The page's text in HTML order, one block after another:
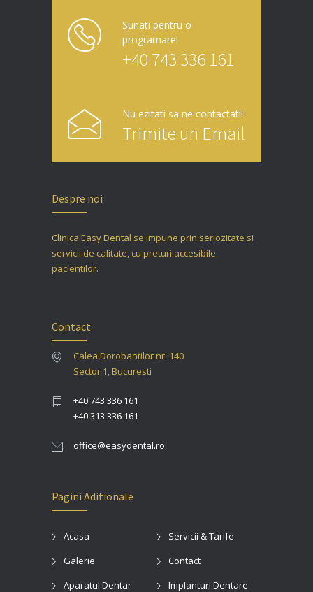
Sunati pentru o
programare!
+40 743 336 161
Nu ezitati sa ne contactati!
Trimite un Email
Despre noi
Clinica Easy Dental se impune prin seriozitate si
servicii de calitate, cu preturi accesibile
pacientilor.
Contact
Calea Dorobantilor nr. 140
Sector 1, Bucuresti
+40 743 336 161
+40 313 336 161
office@easydental.ro
Pagini Aditionale
Acasa
Servicii & Tarife
Galerie
Contact
Aparatul Dentar
Implanturi Dentare